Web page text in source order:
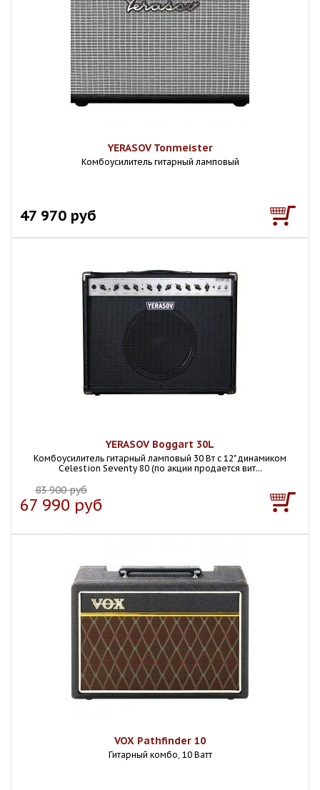
YERASOV Tonmeister
Комбоусилитель гитарный ламповый
47 970 руб
YERASOV Boggart 30L
Комбоусилитель гитарный ламповый 30 Вт с 12" динамиком
Celestion Seventy 80 (по акции продается вит...
83 900 руб
67 990 руб
VOX Pathfinder 10
Гитарный комбо, 10 Ватт